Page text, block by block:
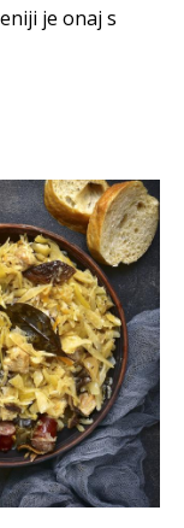
je onaj s